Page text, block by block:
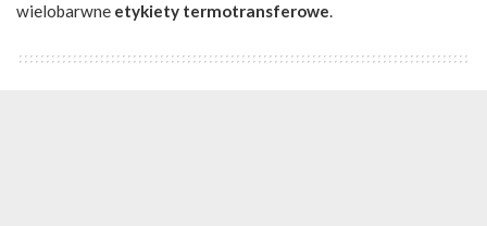
wielobarwne etykiety termotransferowe.